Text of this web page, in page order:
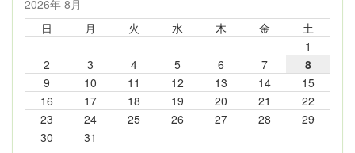
2026年 8月
日
月 火 水 木 金
土
1
2
3 4 5 6 7
8
9
10 11 12 13 14
15
16
17 18 19 20 21
22
23
24 25 26 27 28
29
30
31